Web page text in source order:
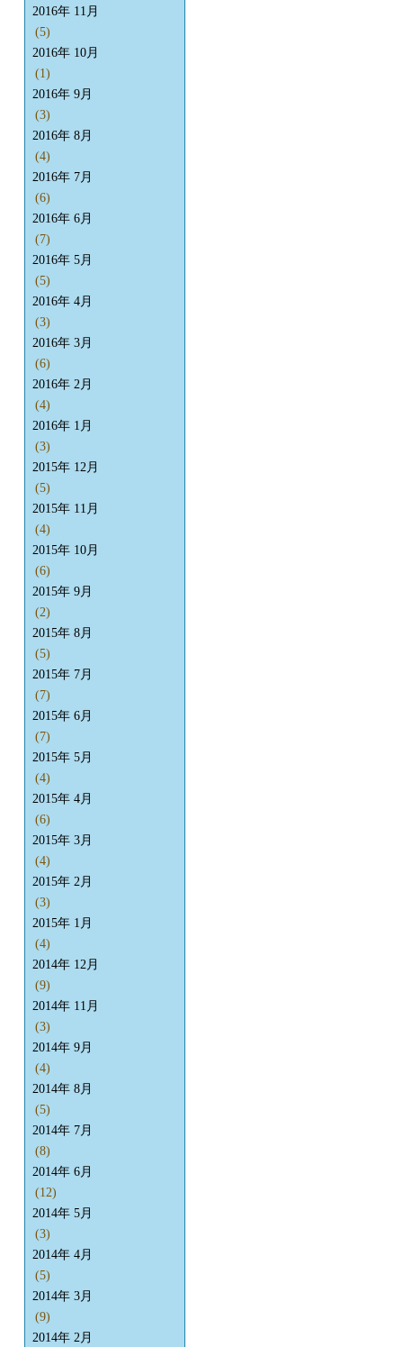
2016年 11月
(5)
2016年 10月
(1)
2016年 9月
(3)
2016年 8月
(4)
2016年 7月
(6)
2016年 6月
(7)
2016年 5月
(5)
2016年 4月
(3)
2016年 3月
(6)
2016年 2月
(4)
2016年 1月
(3)
2015年 12月
(5)
2015年 11月
(4)
2015年 10月
(6)
2015年 9月
(2)
2015年 8月
(5)
2015年 7月
(7)
2015年 6月
(7)
2015年 5月
(4)
2015年 4月
(6)
2015年 3月
(4)
2015年 2月
(3)
2015年 1月
(4)
2014年 12月
(9)
2014年 11月
(3)
2014年 9月
(4)
2014年 8月
(5)
2014年 7月
(8)
2014年 6月
(12)
2014年 5月
(3)
2014年 4月
(5)
2014年 3月
(9)
2014年 2月